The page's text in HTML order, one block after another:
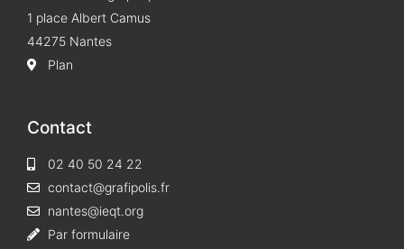
1 place Albert Camus
44275 Nantes
Plan
Contact
02 40 50 24 22
contact@grafipolis.fr
nantes@ieqt.org
Par formulaire